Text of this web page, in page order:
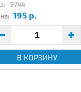
9744
195 р.
В КОРЗИНУ